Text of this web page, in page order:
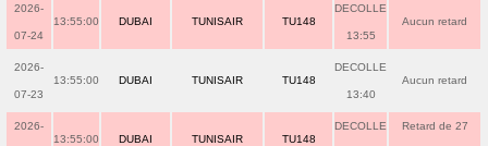
2026-
07-24
13:55:00 DUBAI TUNISAIR TU148
DECOLLE
13:55
Aucun retard
2026-
07-23
13:55:00 DUBAI TUNISAIR TU148
DECOLLE
13:40
Aucun retard
2026-
13:55:00 DUBAI TUNISAIR TU148
DECOLLE Retard de 27